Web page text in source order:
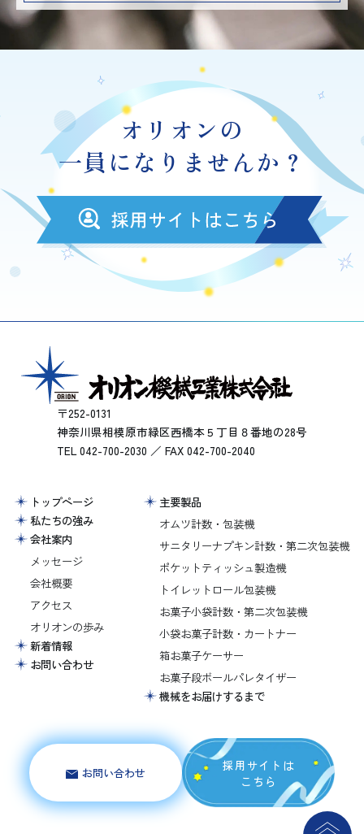
オリオンの
一員になりませんか？
〒252-0131
神奈川県相模原市緑区西橋本５丁目８番地の28号
TEL 042-700-2030 ／ FAX 042-700-2040
トップページ
私たちの強み
会社案内
メッセージ
会社概要
アクセス
オリオンの歩み
新着情報
お問い合わせ
主要製品
オムツ計数・包装機
サニタリーナプキン計数・第二次包装機
ポケットティッシュ製造機
トイレットロール包装機
お菓子小袋計数・第二次包装機
小袋お菓子計数・カートナー
箱お菓子ケーサー
お菓子段ボールパレタイザー
機械をお届けするまで
お問い合わせ
採用サイトは
こちら